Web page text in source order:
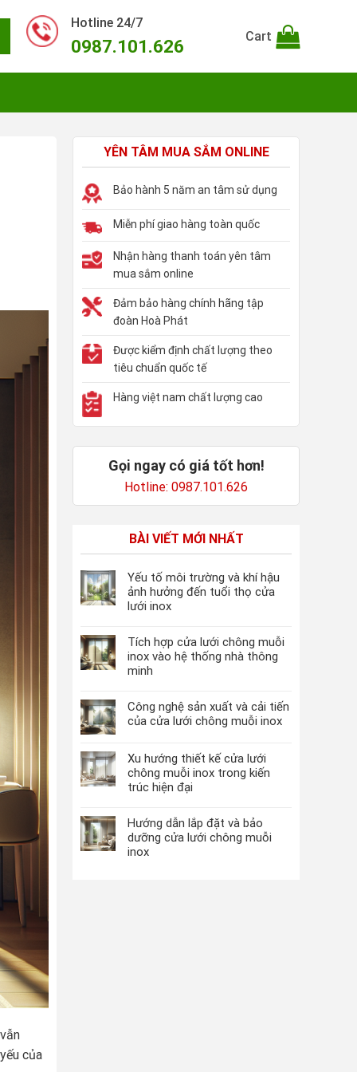
Hotline 24/7
0987.101.626 Cart
của
YÊN TÂM MUA SẮM ONLINE
Bảo hành 5 năm an tâm sử dụng
Miễn phí giao hàng toàn quốc
Nhận hàng thanh toán yên tâm
mua sắm online
Đảm bảo hàng chính hãng tập
đoàn Hoà Phát
Được kiểm định chất lượng theo
tiêu chuẩn quốc tế
Hàng việt nam chất lượng cao
Gọi ngay có giá tốt hơn!
Hotline: 0987.101.626
BÀI VIẾT MỚI NHẤT
Yếu tố môi trường và khí hậu
ảnh hưởng đến tuổi thọ cửa
lưới inox
Tích hợp cửa lưới chông muỗi
inox vào hệ thống nhà thông
minh
Công nghệ sản xuất và cải tiến
của cửa lưới chông muỗi inox
Xu hướng thiết kế cửa lưới
chông muỗi inox trong kiến
trúc hiện đại
Hướng dẫn lắp đặt và bảo
dưỡng cửa lưới chông muỗi
inox